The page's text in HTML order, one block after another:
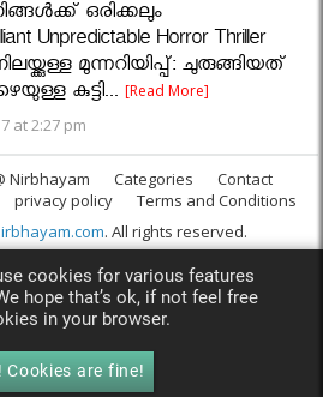
ഒരിക്കലും
Unpredictable Horror Thriller
മുന്നറിയിപ്പ്: ചുരുങ്ങിയത്
കുട്ടി...[Read More]
at 2:27 pm
Nirbhayam Categories
Contact
privacy policy
Terms and Conditions
. All rights reserved.
cookies for various features
hope that’s ok, if not feel free
in your browser.
Cookies are fine!